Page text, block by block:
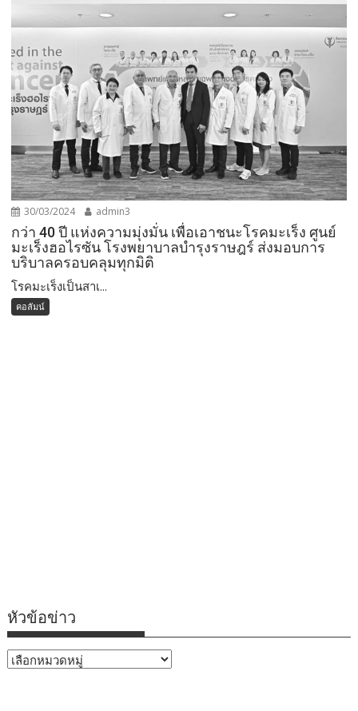
30/03/2024 admin3
กว่า 40 ปี แห่งความมุ่งมั่น เพื่อเอาชนะโรคมะเร็ง ศูนย์
มะเร็งฮอไรซัน โรงพยาบาลบำรุงราษฎร์ ส่งมอบการ
บริบาลครอบคลุมทุกมิติ
โรคมะเร็งเป็นสาเ...
คอลัมน์
หัวข้อข่าว
หัวข้อ